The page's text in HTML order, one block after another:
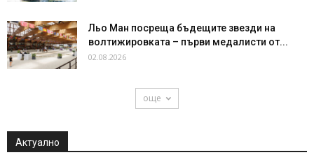
Льо Ман посреща бъдещите звезди на
волтижировката – първи медалисти от...
02.08.2026
още
Актуално